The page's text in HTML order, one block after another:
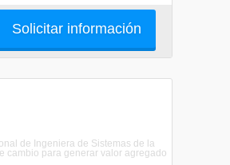
Solicitar información
de Ingeniera de Sistemas de la
cambio para generar valor agregado